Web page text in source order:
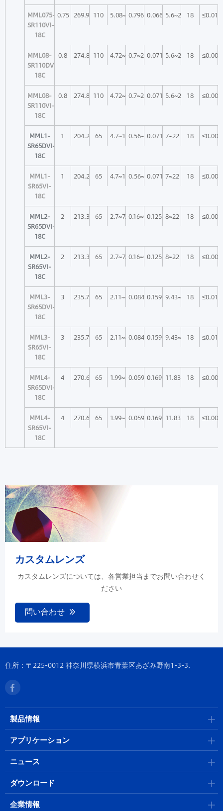
MML075-
SR110VI-
18C
0.75 269.9 110 5.08~19.70.796~3.1290.066~0.017
5.6~22 18 ≤0.018
MML08-
SR110DVI-
18C
0.8 274.8 110 4.72~18.64
0.7~2.750.071~0.018
5.6~22 18 ≤0.005
MML08-
SR110VI-
18C
0.8 274.8 110 4.72~18.64
0.7~2.750.071~0.018
5.6~22 18 ≤0.005
MML1-
SR65DVI-
18C
1 204.2 65 4.7~14.80.56~1.760.071~0.023
7~22 18 ≤0.003
MML1-
SR65VI-
18C
1 204.2 65 4.7~14.80.56~1.760.071~0.023
7~22 18 ≤0.003
MML2-
SR65DVI-
18C
2 213.3 65 2.7~7.40.16~0.440.125~0.045
8~22 18 ≤0.005
MML2-
SR65VI-
18C
2 213.3 65 2.7~7.40.16~0.440.125~0.045
8~22 18 ≤0.005
MML3-
SR65DVI-
18C
3 235.7 65 2.11~4.930.084~0.1960.159~0.068
9.43~2218 ≤0.015
MML3-
SR65VI-
18C
3 235.7 65 2.11~4.930.084~0.1960.159~0.068
9.43~2218 ≤0.015
MML4-
SR65DVI-
18C
4 270.6 65 1.99~3.730.059~0.110.169~0.0911.83~2218 ≤0.006
MML4-
SR65VI-
18C
4 270.6 65 1.99~3.730.059~0.110.169~0.0911.83~2218 ≤0.006
カスタムレンズ
カスタムレンズについては、各営業担当までお問い合わせく
ださい
問い合わせ
住所：〒225-0012 神奈川県横浜市青葉区あざみ野南1-3-3.
製品情報
アプリケーション
ニュース
ダウンロード
企業情報